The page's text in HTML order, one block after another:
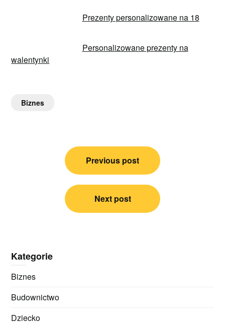
Prezenty personalizowane na 18
Personalizowane prezenty na
walentynki
Biznes
Nawigacja
Previous post
Next post
Kategorie
Biznes
Budownictwo
Dziecko